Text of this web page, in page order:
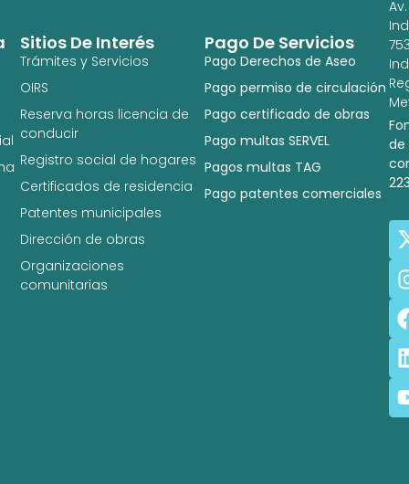
Pago De Servicios
Pago Derechos de Aseo
Pago permiso de circulación
Pago certificado de obras
Pago multas SERVEL
Pagos multas TAG
Pago patentes comerciales
Sitios De Interés
Trámites y Servicios
OIRS
Reserva horas licencia de
conducir
Registro social de hogares
Certificados de residencia
Patentes municipales
Dirección de obras
Organizaciones
comunitarias
Av.
de